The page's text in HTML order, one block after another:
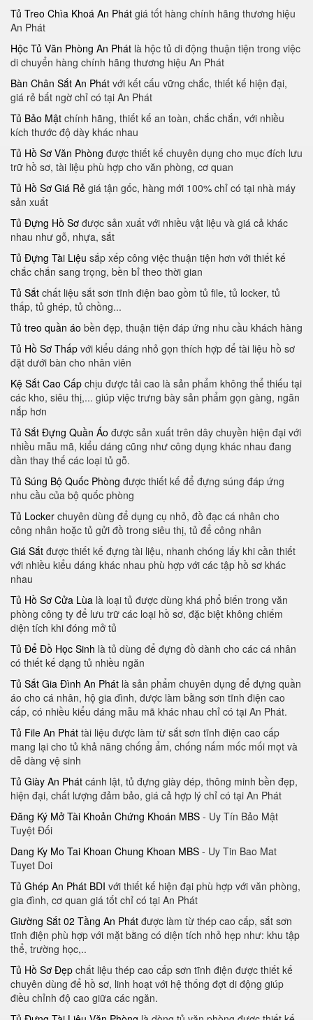
Tủ Treo Chìa Khoá An Phát giá tốt hàng chính hãng thương hiệu
An Phát
Hộc Tủ Văn Phòng An Phát là hộc tủ di động thuận tiện trong việc
di chuyển hàng chính hãng thương hiệu An Phát
Bàn Chân Sắt An Phát với kết cấu vững chắc, thiết kế hiện đại,
giá rẻ bất ngờ chỉ có tại An Phát
Tủ Bảo Mật chính hãng, thiết kế an toàn, chắc chắn, với nhiều
kích thước độ dày khác nhau
Tủ Hồ Sơ Văn Phòng được thiết kế chuyên dụng cho mục đích lưu
trữ hồ sơ, tài liệu phù hợp cho văn phòng, cơ quan
Tủ Hồ Sơ Giá Rẻ giá tận gốc, hàng mới 100% chỉ có tại nhà máy
sản xuất
Tủ Đựng Hồ Sơ được sản xuất với nhiều vật liệu và giá cả khác
nhau như gỗ, nhựa, sắt
Tủ Đựng Tài Liệu sắp xếp công việc thuận tiện hơn với thiết kế
chắc chắn sang trọng, bền bỉ theo thời gian
Tủ Sắt chất liệu sắt sơn tĩnh điện bao gồm tủ file, tủ locker, tủ
thấp, tủ ghép, tủ chồng...
Tủ treo quần áo bền đẹp, thuận tiện đáp ứng nhu cầu khách hàng
Tủ Hồ Sơ Thấp với kiểu dáng nhỏ gọn thích hợp để tài liệu hồ sơ
đặt dưới bàn cho nhân viên
Kệ Sắt Cao Cấp chịu được tải cao là sản phẩm không thể thiếu tại
các kho, siêu thị,... giúp việc trưng bày sản phẩm gọn gàng, ngăn
nắp hơn
Tủ Sắt Đựng Quần Áo được sản xuất trên dây chuyền hiện đại với
nhiều mẫu mã​, kiểu dáng cũng như công dụng khác nhau đang
dần thay thế các loại tủ gỗ.
Tủ Súng Bộ Quốc Phòng được thiết kế để đựng súng đáp ứng
nhu cầu của bộ quốc phòng
Tủ Locker chuyên dùng để dụng cụ nhỏ, đồ đạc cá nhân cho
công nhân hoặc tủ gửi đồ trong siêu thị, tủ để công nhân
Giá Sắt được thiết kế đựng tài liệu, nhanh chóng lấy khi cần thiết
với nhiều kiểu dáng khác nhau phù hợp với các tập hồ sơ khác
nhau
Tủ Hồ Sơ Cửa Lùa là loại tủ được dùng khá phổ biến trong văn
phòng công ty để lưu trữ các loại hồ sơ, đặc biệt không chiếm
diện tích khi đóng mở tủ
Tủ Để Đồ Học Sinh là tủ dùng để đựng đồ dành cho các cá nhân
có thiết kế dạng tủ nhiều ngăn
Tủ Sắt Gia Đình An Phát là sản phẩm chuyên dụng để đựng quần
áo cho cá nhân, hộ gia đình, được làm bằng sơn tĩnh điện cao
cấp, có nhiều kiểu dáng mẫu mã khác nhau chỉ có tại An Phát.
Tủ File An Phát tài liệu được làm từ sắt sơn tĩnh điện cao cấp
mang lại cho tủ khả năng chống ẩm, chống nấm mốc mối mọt và
dễ dàng vệ sinh
Tủ Giày An Phát cánh lật, tủ đựng giày dép, thông minh bền đẹp,
hiện đại, chất lượng đảm bảo, giá cả hợp lý chỉ có tại An Phát
Đăng Ký Mở Tài Khoản Chứng Khoán MBS - Uy Tín Bảo Mật
Tuyệt Đối
Dang Ky Mo Tai Khoan Chung Khoan MBS - Uy Tin Bao Mat
Tuyet Doi
Tủ Ghép An Phát BDI với thiết kế hiện đại phù hợp với văn phòng,
gia đình, cơ quan giá tốt chỉ có tại An Phát
Giường Sắt 02 Tầng An Phát được làm từ thép cao cấp, sắt sơn
tĩnh điện phù hợp với mặt bằng có diện tích nhỏ hẹp như: khu tập
thể, trường học,..
Tủ Hồ Sơ Đẹp chất liệu thép cao cấp sơn tĩnh điện được thiết kế
chuyên dùng để hồ sơ, linh hoạt với hệ thống đợt di động giúp
điều chỉnh độ cao giữa các ngăn.